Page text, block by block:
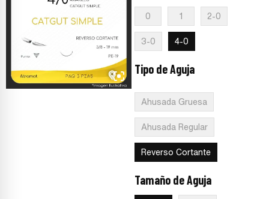
0 1 2-0
3-0 4-0
Tipo de Aguja
Ahusada Gruesa
Ahusada Regular
Reverso Cortante
Tamaño de Aguja